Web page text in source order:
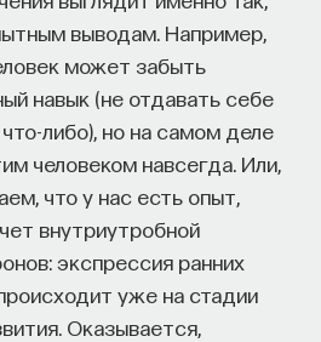
выводам. Например,
может забыть
навык (не отдавать себе
либо), но на самом деле
человеком навсегда. Или,
что у нас есть опыт,
внутриутробной
экспрессия ранних
уже на стадии
Оказывается,